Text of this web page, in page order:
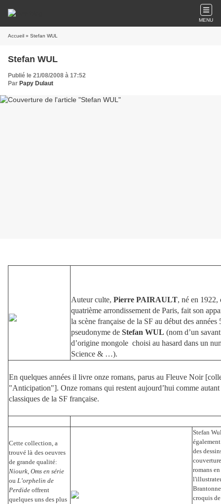
MENU
Accueil » Stefan WUL
Stefan WUL
Publié le 21/08/2008 à 17:52
Par Papy Dulaut
Auteur culte, Pierre PAIRAULT, né en 1922,
quatrième arrondissement de Paris, fait son
la scène française de la SF au début des années
pseudonyme de Stefan WUL (nom d’un
d’origine mongole choisi au hasard dans un
Science & …).
En quelques années il livre onze romans, parus au Fleuve Noir
"Anticipation"]. Onze romans qui restent aujourd’hui comme autant
classiques de la SF française.
Cette collection, a
trouvé là des oeuvres
de grande qualité:
Niourk, Oms en série
ou L’orphelin de
Perdide offrent
quelques uns des plus
Stefan
des
romans
croquis